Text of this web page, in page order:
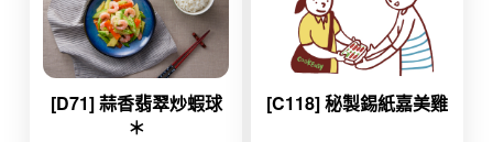
[D71] 蒜香翡翠炒蝦球
＊
[C118] 秘製錫紙嘉美雞